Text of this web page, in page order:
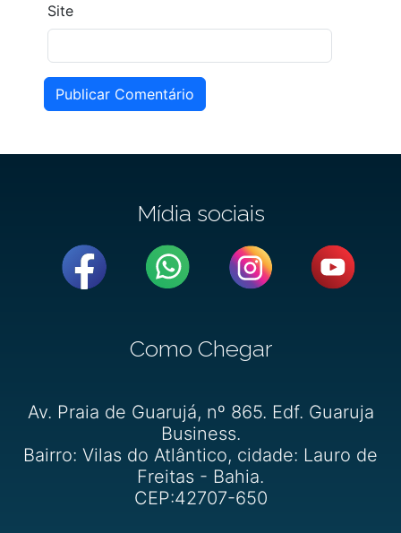
Site
Publicar Comentário
Mídia sociais
Como Chegar
Av. Praia de Guarujá, nº 865. Edf. Guaruja
Business.
Bairro: Vilas do Atlântico, cidade: Lauro de
Freitas - Bahia.
CEP:42707-650